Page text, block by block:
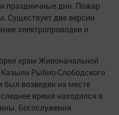
праздничные дни. Пожар
Существует две версии
электропроводки и
храм Живоначальной
Рыбно-Слободского
возведен на месте
время находился в
Богослужения